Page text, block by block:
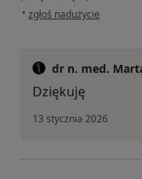
• w opinii użytkownika GW
zgłoś nadużycie
dr n. med.
Dziękuję
13 stycznia 2026